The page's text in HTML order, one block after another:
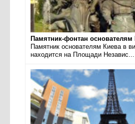
Памятник-фонтан основателям
Памятник основателям Киева в
находится на Площади Независ...